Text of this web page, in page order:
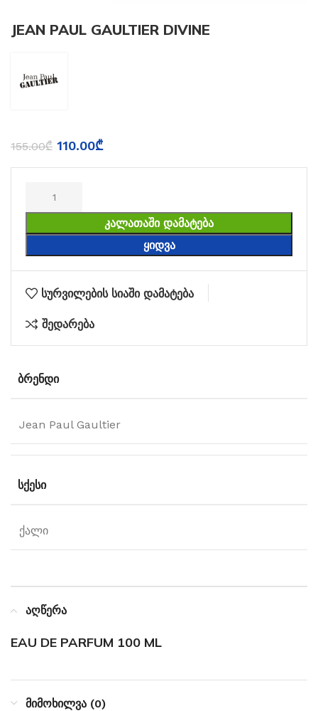
JEAN PAUL GAULTIER DIVINE
155.00₾ 110.00₾
ᲙᲐᲚᲐᲗᲐᲨᲘ ᲓᲐᲛᲐᲢᲔᲑᲐ
ᲧᲘᲓᲕᲐ
სურვილების სიაში დამატება
შედარება
ᲑᲠᲔᲜᲓᲘ
Jean Paul Gaultier
ᲡᲥᲔᲡᲘ
ქალი
აღწერა
EAU DE PARFUM 100 ML
მიმოხილვა (0)